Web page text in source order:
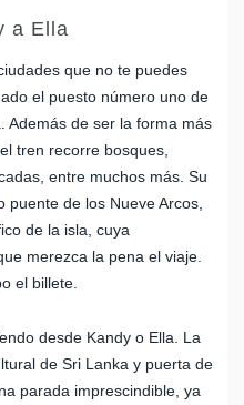
a Ella
que no te puedes
el puesto número uno de
Además de ser la forma más
tren recorre bosques,
entre muchos más. Su
de los Nueve Arcos,
de la isla, cuya
merezca la pena el viaje.
el billete.
desde Kandy o Ella. La
de Sri Lanka y puerta de
parada imprescindible, ya